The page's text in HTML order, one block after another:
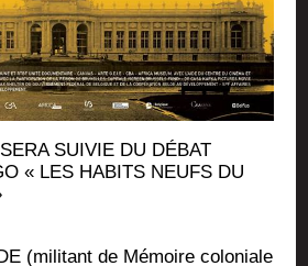
SUIVIE DU DÉBAT
« LES HABITS NEUFS DU
(mili­tant de Mémoire colo­niale